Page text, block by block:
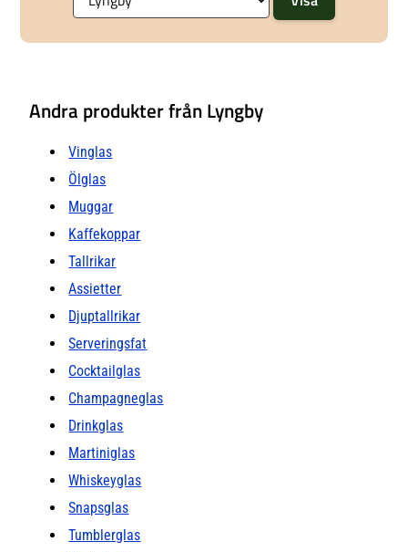
Andra produkter från Lyngby
Vinglas
Ölglas
Muggar
Kaffekoppar
Tallrikar
Assietter
Djuptallrikar
Serveringsfat
Cocktailglas
Champagneglas
Drinkglas
Martiniglas
Whiskeyglas
Snapsglas
Tumblerglas